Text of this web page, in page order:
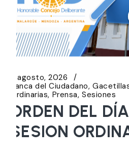
5 agosto, 2026
Banca del Ciudadano
Ordinarias Prensa Sesiones
ORDEN DEL
SESION